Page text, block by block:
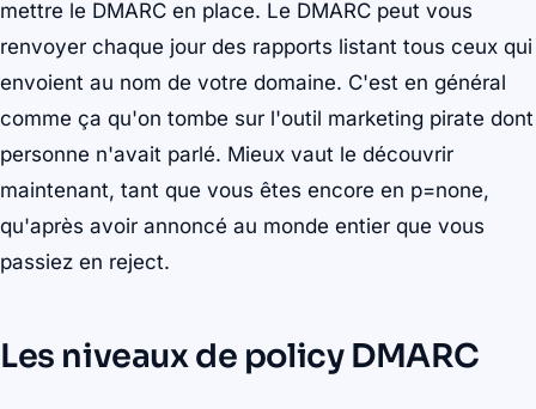
mettre le DMARC en place. Le DMARC peut vous
renvoyer chaque jour des rapports listant tous ceux qui
envoient au nom de votre domaine. C'est en général
comme ça qu'on tombe sur l'outil marketing pirate dont
personne n'avait parlé. Mieux vaut le découvrir
maintenant, tant que vous êtes encore en p=none,
qu'après avoir annoncé au monde entier que vous
passiez en reject.
Les niveaux de policy DMARC